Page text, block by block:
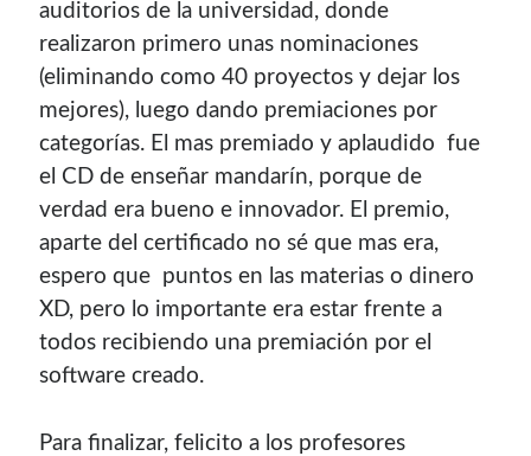
auditorios de la universidad, donde
realizaron primero unas nominaciones
(eliminando como 40 proyectos y dejar los
mejores), luego dando premiaciones por
categorí­as. El mas premiado y aplaudido fue
el CD de enseñar mandarí­n, porque de
verdad era bueno e innovador. El premio,
aparte del certificado no sé que mas era,
espero que puntos en las materias o dinero
XD, pero lo importante era estar frente a
todos recibiendo una premiación por el
software creado.
Para finalizar, felicito a los profesores